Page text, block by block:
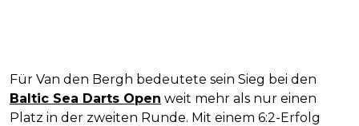
Für Van den Bergh bedeutete sein Sieg bei den
Baltic Sea Darts Open weit mehr als nur einen
Platz in der zweiten Runde. Mit einem 6:2-Erfolg